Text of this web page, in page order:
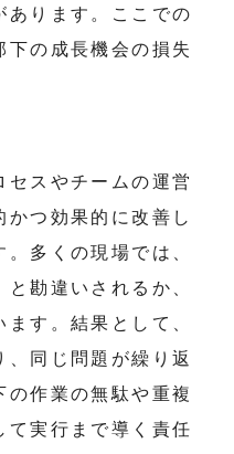
あります。ここでの
下の成長機会の損失
セスやチームの運営
つ効果的に改善し
多くの現場では、
勘違いされるか、
す。結果として、
同じ問題が繰り返
の作業の無駄や重複
て実行まで導く責任